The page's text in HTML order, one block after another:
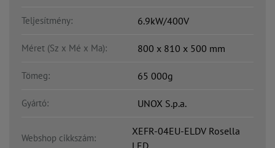
Teljesítmény: 6.9kW/400V
Méret (Sz x Mé x Ma): 800 x 810 x 500 mm
Tömeg: 65 000g
Gyártó: UNOX S.p.a.
Webshop cikkszám:
XEFR-04EU-ELDV Rosella
LED